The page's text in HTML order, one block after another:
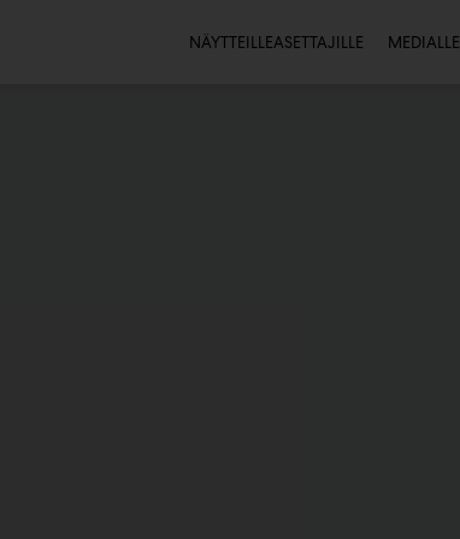
Toissijainen
NÄYTTEILLEASETTAJILLE MEDIALLE